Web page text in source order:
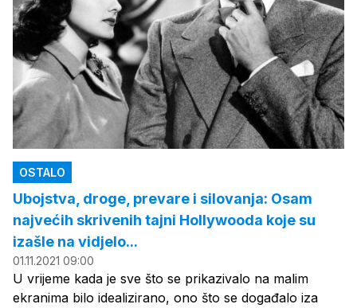
OSTALO
Ubojstva, droge, prevare i silovanja: Osam
najvećih skrivenih tajni Hollywooda koje su
izašle na vidjelo...
01.11.2021 09:00
U vrijeme kada je sve što se prikazivalo na malim
ekranima bilo idealizirano, ono što se događalo iza